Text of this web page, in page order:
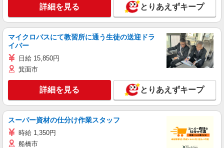
詳細を見る とりあえずキープ
マイクロバスにて教習所に通う生徒の送迎ドラ
イバー
日給 15,850円
箕面市
詳細を見る とりあえずキープ
スーパー資材の仕分け作業スタッフ
時給 1,350円
船橋市